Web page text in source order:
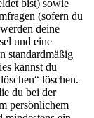
bist) sowie
(sofern du
deine
und eine
standardmäßig
kannst du
löschen.
du bei der
persönlichem